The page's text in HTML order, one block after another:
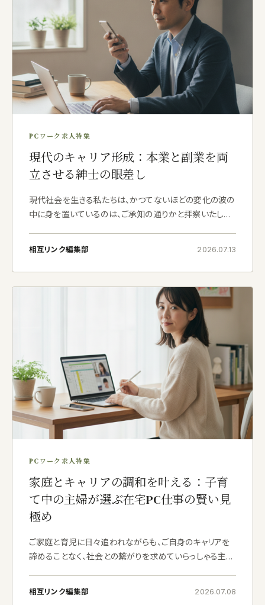
PCワーク求人特集
現代のキャリア形成：本業と副業を両
立させる紳士の眼差し
現代社会を生きる私たちは、かつてないほどの変化の波の
中に身を置いているのは、ご承知の通りかと拝察いたしま
できる時代
相互リンク編集部 2026.07.13
PCワーク求人特集
家庭とキャリアの調和を叶える：子育
て中の主婦が選ぶ在宅PC仕事の賢い見
極め
ご家庭と育児に日々追われながらも、ご自身のキャリアを
諦めることなく、社会との繋がりを求めていらっしゃる主婦
時間の使
相互リンク編集部 2026.07.08